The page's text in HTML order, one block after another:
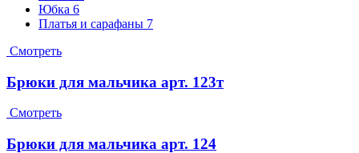
Юбка 6
Платья и сарафаны 7
Смотреть
Брюки для мальчика арт. 123т
Смотреть
Брюки для мальчика арт. 124